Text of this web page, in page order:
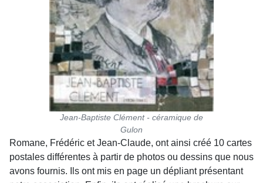
Jean-Baptiste Clément - céramique de
Gulon
Romane, Frédéric et Jean-Claude, ont ainsi créé 10 cartes
postales différentes à partir de photos ou dessins que nous
avons fournis. Ils ont mis en page un dépliant présentant